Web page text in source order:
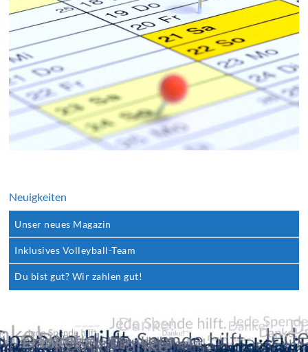
Neuigkeiten
Unser neues Magazin
Inklusives Volleyball-Team
Du bist gut? Wir zahlen gut!